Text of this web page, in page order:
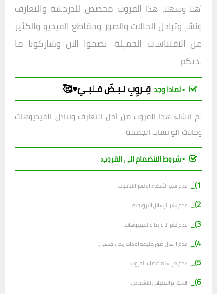
أهلا وسهلا، هذا القروب مخصص للدردشة والتعارف
ونشر وتبادل الحالات والصور ومقاطع الفيديو والكثير
من الاقتباسات الجميلة انضموا الان وشاركونا ما
لديكم
▪︎ لماذا وجد قِـروِبِنـبـضّ قـلبـيّ♥️🥰:
تم انشاء هذا القروب من أجل التعارف وتبادل الفيديوهات
وحالات الواتساب الجميلة
▪︎ شروط الانضمام الى القروب:
1)_
عدم سب الأعضاء او نشر الاباحيات.
2)_ عدم نشر الرسائل الترويجية.
3)_ عدم نشر الروابط والفيديوهات.
4)_ عدم ارسال صور خليعة او ذات ايحاء جنسي.
5)_ عدم مراسلة أعضاء القروب.
6)_ الاحترام المتبادل للأشخاص.